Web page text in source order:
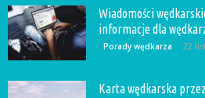
Wiadomości
informacje dla
Porady wędkarza 22
Karta wędkarska